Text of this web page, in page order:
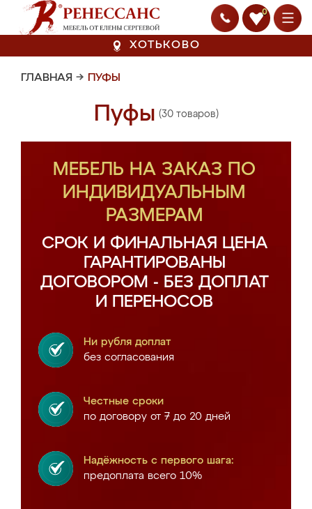
0
ХОТЬКОВО
ГЛАВНАЯ → ПУФЫ
Пуфы (30 товаров)
МЕБЕЛЬ НА ЗАКАЗ ПО
ИНДИВИДУАЛЬНЫМ
РАЗМЕРАМ
СРОК И ФИНАЛЬНАЯ ЦЕНА
ГАРАНТИРОВАНЫ
ДОГОВОРОМ - БЕЗ ДОПЛАТ
И ПЕРЕНОСОВ
Ни рубля доплат
без согласования
Честные сроки
по договору от 7 до 20 дней
Надёжность с первого шага:
предоплата всего 10%